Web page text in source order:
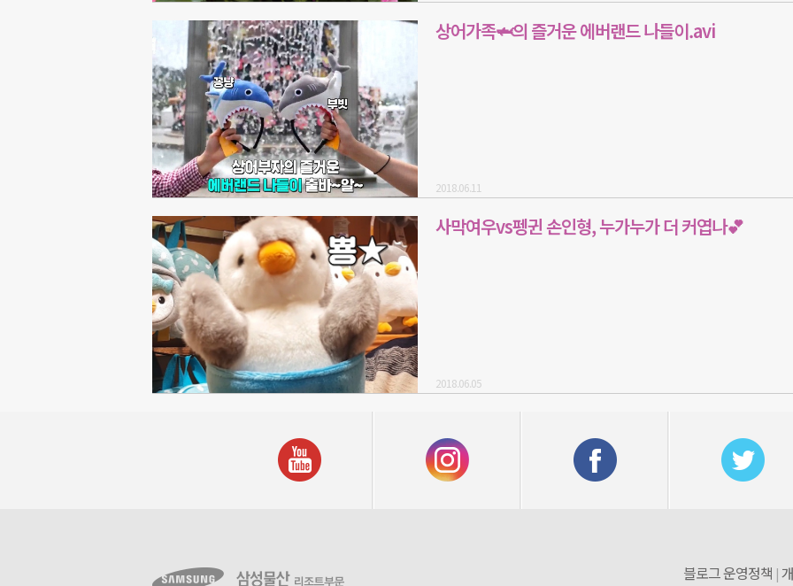
상어가족🦈의 즐거운 에버랜드 나들이.avi
2018.06.11
사막여우vs펭귄 손인형, 누가누가 더 커엽나💕
2018.06.05
블로그 운영정책 |